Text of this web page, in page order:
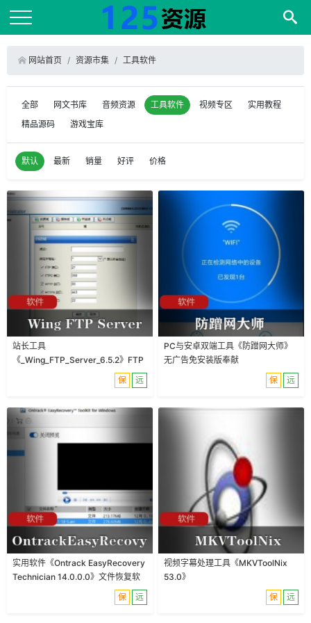
网站首页 资源市集 工具软件
全部 网文书库 音频资源 工具软件 视频专区
实用教程
精品源码
游戏宝库
默认 最新 销量 好评 价格
站长工具
《_Wing_FTP_Server_6.5.2》FTP
保 远
PC与安卓双端工具《防蹭网大师》
无广告免安装版奉献
保
远
实用软件《Ontrack EasyRecovery
Technician 14.0.0.0》文件恢复软
保 远
视频字幕处理工具《MKVToolNix
53.0》
保
远